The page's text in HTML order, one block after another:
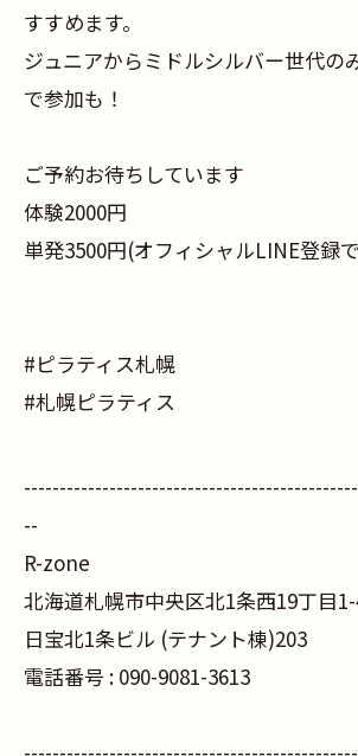
すすめます。
ジュニアからミドルシルバー世代の
で参加も！
ご予約お待ちしています
体験2000円
単発3500円(オフィシャルLINE登録
#ピラティス札幌
#札幌ピラティス
--
R-zone
北海道札幌市中央区北1条西19丁目
日宝北1条ビル (テナント棟)203
電話番号 : 090-9081-3613